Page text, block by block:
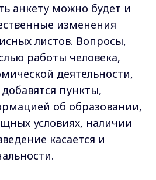
анкету можно будет и
изменения
листов. Вопросы,
работы человека,
деятельности,
пункты,
об образовании,
условиях, наличии
касается и